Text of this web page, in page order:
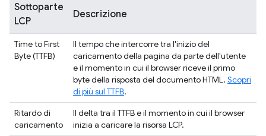
Sottoparte
LCP
Descrizione
Time to First
Byte (TTFB)
Il tempo che intercorre tra l'inizio del
caricamento della pagina da parte dell'utente
e il momento in cui il browser riceve il primo
byte della risposta del documento HTML. Scopri
di più sul TTFB.
Ritardo di
caricamento
Il delta tra il TTFB e il momento in cui il browser
inizia a caricare la risorsa LCP.